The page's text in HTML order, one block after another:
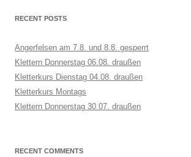
RECENT POSTS
Angerfelsen am 7.8. und 8.8. gesperrt
Klettern Donnerstag 06.08. draußen
Kletterkurs Dienstag 04.08. draußen
Kletterkurs Montags
Klettern Donnerstag 30.07. draußen
RECENT COMMENTS